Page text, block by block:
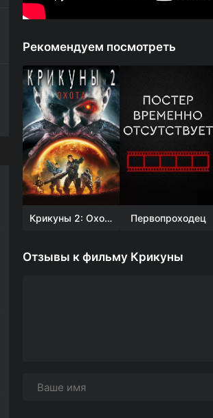
Рекомендуем посмотреть
Крикуны 2: Охота Первопроходец
Отзывы к фильму Крикуны